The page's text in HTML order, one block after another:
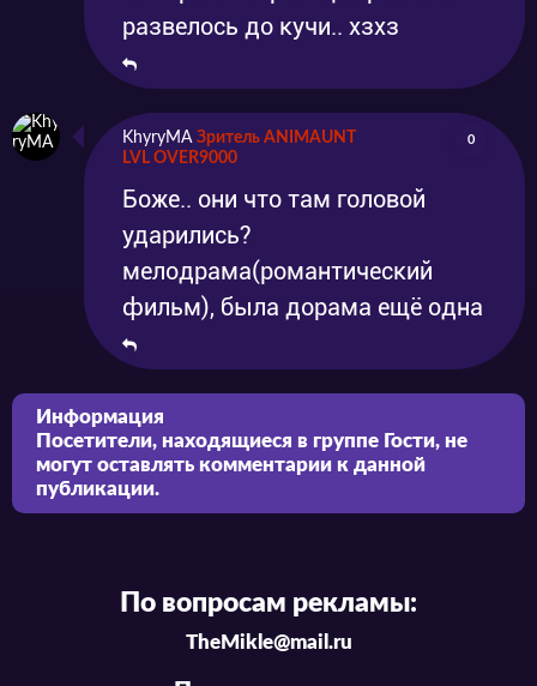
развелось до кучи.. хзхз
KhyryMA Зритель ANIMAUNT
LVL OVER9000
0
Боже.. они что там головой
ударились?
мелодрама(романтический
фильм), была дорама ещё одна
Информация
Посетители, находящиеся в группе Гости, не
могут оставлять комментарии к данной
публикации.
По вопросам рекламы:
TheMikle@mail.ru